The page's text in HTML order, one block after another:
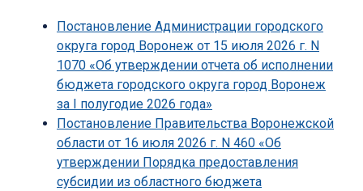
Постановление Администрации городского
округа город Воронеж от 15 июля 2026 г. N
1070 «Об утверждении отчета об исполнении
бюджета городского округа город Воронеж
за I полугодие 2026 года»
Постановление Правительства Воронежской
области от 16 июля 2026 г. N 460 «Об
утверждении Порядка предоставления
субсидии из областного бюджета